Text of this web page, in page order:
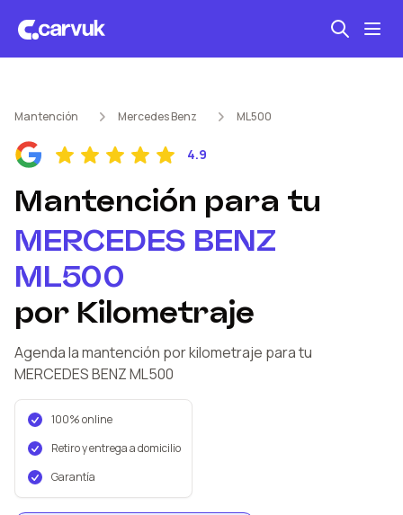
Mantención kilometraje
Revisión técnica
Mantención Mercedes Benz ML500
4.9
Mantención para tu
MERCEDES BENZ
ML500
por Kilometraje
Agenda la mantención por kilometraje para tu
MERCEDES BENZML500
100% online
Retiro y entrega a domicilio
Garantía